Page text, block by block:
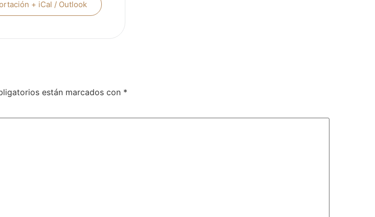
+ iCal / Outlook
están marcados con *